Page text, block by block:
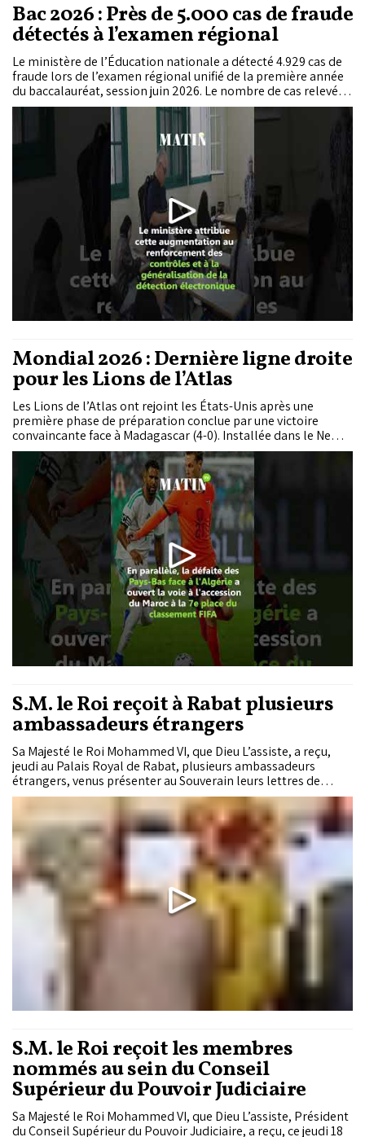
Bac 2026 : Près de 5.000 cas de fraude
détectés à l’examen régional
Le ministère de l’Éducation nationale a détecté 4.929 cas de
fraude lors de l’examen régional unifié de la première année
du baccalauréat, session juin 2026. Le nombre de cas relevés a
bondi de 167% par rapport à l’année précédente, sous l’effet
du renforcement des dispositifs de contrôle.
Mondial 2026 : Dernière ligne droite
pour les Lions de l’Atlas
Les Lions de l’Atlas ont rejoint les États-Unis après une
première phase de préparation conclue par une victoire
convaincante face à Madagascar (4-0). Installée dans le New
Jersey, la sélection nationale entame désormais une phase
d’acclimatation destinée à gérer le décalage horaire et les
conditions climatiques locales.
S.M. le Roi reçoit à Rabat plusieurs
ambassadeurs étrangers
Sa Majesté le Roi Mohammed VI, que Dieu L’assiste, a reçu,
jeudi au Palais Royal de Rabat, plusieurs ambassadeurs
étrangers, venus présenter au Souverain leurs lettres de
créance en tant qu’ambassadeurs plénipotentiaires et
extraordinaires de leurs pays dans le Royaume.
S.M. le Roi reçoit les membres
nommés au sein du Conseil
Supérieur du Pouvoir Judiciaire
Sa Majesté le Roi Mohammed VI, que Dieu L’assiste, Président
du Conseil Supérieur du Pouvoir Judiciaire, a reçu, ce jeudi 18